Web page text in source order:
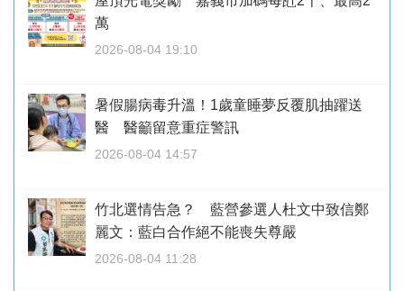
萬
2026-08-04 19:10
暑假腸病毒升溫！1歲童睡夢反覆肌抽躍送
醫 醫籲留意重症警訊
2026-08-04 14:57
竹北選情告急？ 藍營參選人杜文中致信鄭
麗文：藍白合作絕不能喪失尊嚴
2026-08-04 11:28